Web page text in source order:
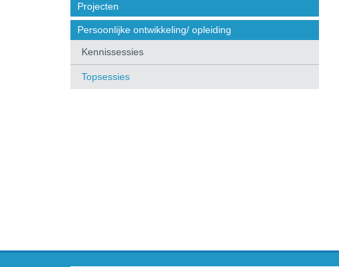
Projecten
Persoonlijke ontwikkeling/ opleiding
Kennissessies
Topsessies